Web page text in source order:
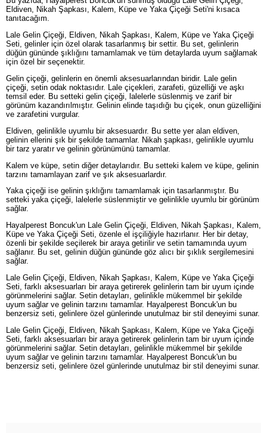
Eldiven, Nikah Şapkası, Kalem, Küpe ve Yaka Çiçeği Seti'ni kısaca
tanıtacağım.
Lale Gelin Çiçeği, Eldiven, Nikah Şapkası, Kalem, Küpe ve Yaka Çiçeği
Seti, gelinler için özel olarak tasarlanmış bir settir. Bu set, gelinlerin
düğün gününde şıklığını tamamlamak ve tüm detaylarda uyum sağlamak
için özel bir seçenektir.
Gelin çiçeği, gelinlerin en önemli aksesuarlarından biridir. Lale gelin
çiçeği, setin odak noktasıdır. Lale çiçekleri, zarafeti, güzelliği ve aşkı
temsil eder. Bu setteki gelin çiçeği, lalelerle süslenmiş ve zarif bir
görünüm kazandırılmıştır. Gelinin elinde taşıdığı bu çiçek, onun güzelliğini
ve zarafetini vurgular.
Eldiven, gelinlikle uyumlu bir aksesuardır. Bu sette yer alan eldiven,
gelinin ellerini şık bir şekilde tamamlar. Nikah şapkası, gelinlikle uyumlu
bir tarz yaratır ve gelinin görünümünü tamamlar.
Kalem ve küpe, setin diğer detaylarıdır. Bu setteki kalem ve küpe, gelinin
tarzını tamamlayan zarif ve şık aksesuarlardır.
Yaka çiçeği ise gelinin şıklığını tamamlamak için tasarlanmıştır. Bu
setteki yaka çiçeği, lalelerle süslenmiştir ve gelinlikle uyumlu bir görünüm
sağlar.
Hayalperest Boncuk'un Lale Gelin Çiçeği, Eldiven, Nikah Şapkası, Kalem,
Küpe ve Yaka Çiçeği Seti, özenle el işçiliğiyle hazırlanır. Her bir detay,
özenli bir şekilde seçilerek bir araya getirilir ve setin tamamında uyum
sağlanır. Bu set, gelinin düğün gününde göz alıcı bir şıklık sergilemesini
sağlar.
Lale Gelin Çiçeği, Eldiven, Nikah Şapkası, Kalem, Küpe ve Yaka Çiçeği
Seti, farklı aksesuarları bir araya getirerek gelinlerin tam bir uyum içinde
görünmelerini sağlar. Setin detayları, gelinlikle mükemmel bir şekilde
uyum sağlar ve gelinin tarzını tamamlar. Hayalperest Boncuk'un bu
benzersiz seti, gelinlere özel günlerinde unutulmaz bir stil deneyimi sunar.
Lale Gelin Çiçeği, Eldiven, Nikah Şapkası, Kalem, Küpe ve Yaka Çiçeği
Seti, farklı aksesuarları bir araya getirerek gelinlerin tam bir uyum içinde
görünmelerini sağlar. Setin detayları, gelinlikle mükemmel bir şekilde
uyum sağlar ve gelinin tarzını tamamlar. Hayalperest Boncuk'un bu
benzersiz seti, gelinlere özel günlerinde unutulmaz bir stil deneyimi sunar.